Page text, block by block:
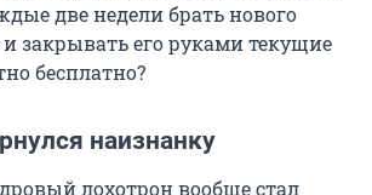
две недели брать нового
и закрывать его руками текущие
бесплатно?
наизнанку
лохотрон вообще стал